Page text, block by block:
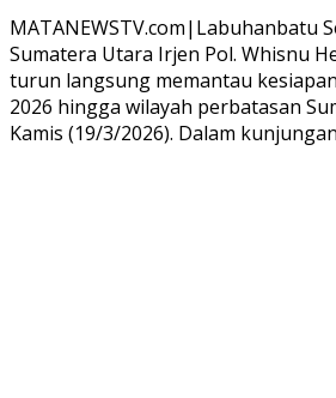
Share
MATANEWSTV.com|Labuhanbatu
Sumatera Utara Irjen Pol. Whisnu
turun langsung memantau
2026 hingga wilayah perbatasan
Kamis (19/3/2026). Dalam